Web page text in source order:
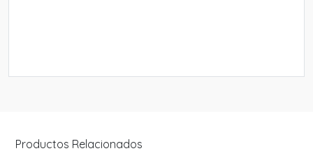
Productos Relacionados